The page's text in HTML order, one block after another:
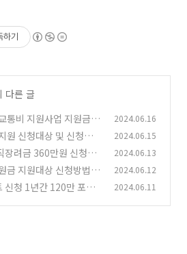
하기
다른 글
통비 지원사업 지원금 받
2024.06.16
신청대상 및 신청방법 2024.06.15
장려금 360만원 신청하
2024.06.13
금 지원대상 신청방법 안
2024.06.12
신청 1년간 120만 포인
2024.06.11